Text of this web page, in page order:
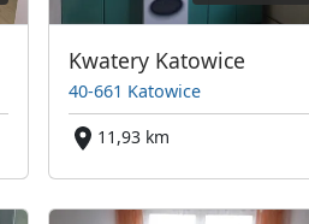
Kwatery Katowice
40-661 Katowice
11,93 km